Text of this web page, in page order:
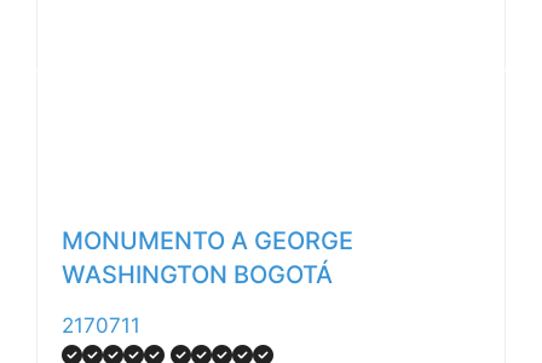
MONUMENTO A GEORGE
WASHINGTON BOGOTÁ
2170711